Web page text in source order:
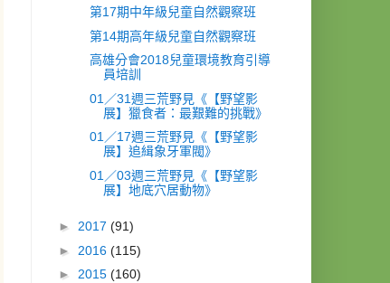
第17期中年級兒童自然觀察班
第14期高年級兒童自然觀察班
高雄分會2018兒童環境教育引導
員培訓
01／31週三荒野見《【野望影
展】獵食者：最艱難的挑戰》
01／17週三荒野見《【野望影
展】追緝象牙軍閥》
01／03週三荒野見《【野望影
展】地底穴居動物》
► 2017 (91)
► 2016 (115)
► 2015 (160)